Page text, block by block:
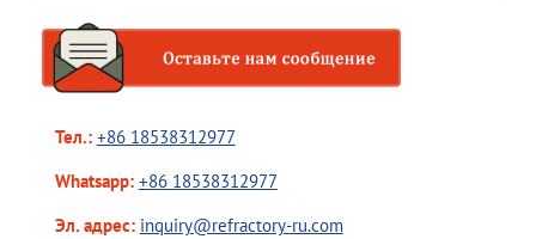
Тел.: +86 18538312977
Whatsapp: +86 18538312977
Эл. адрес: inquiry@refractory-ru.com